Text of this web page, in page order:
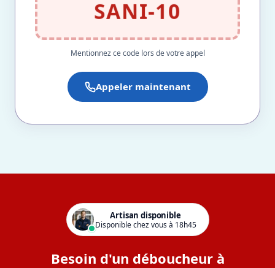
SANI-10
Mentionnez ce code lors de votre appel
Appeler maintenant
Artisan disponible
Disponible chez vous à 18h45
Besoin d'un déboucheur à